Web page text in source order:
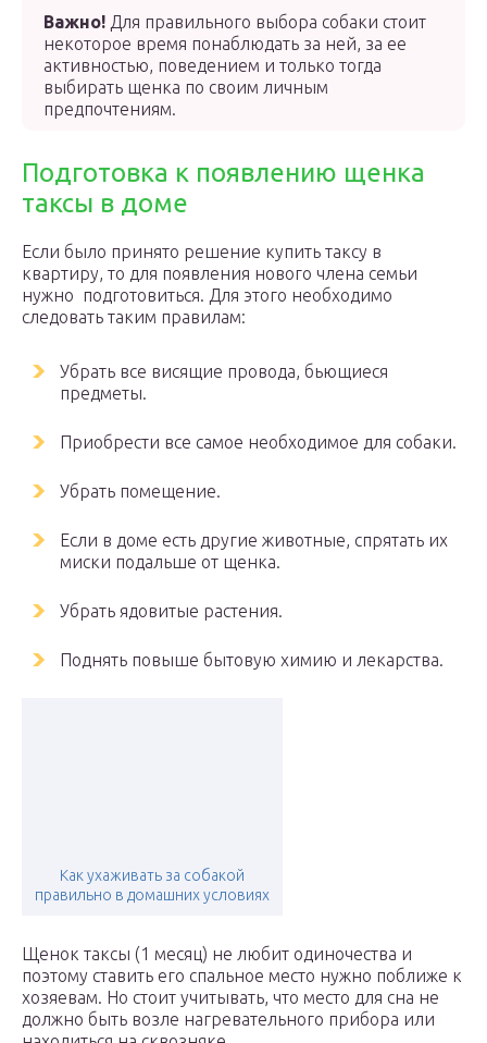
Важно! Для правильного выбора собаки стоит
некоторое время понаблюдать за ней, за ее
активностью, поведением и только тогда
выбирать щенка по своим личным
предпочтениям.
Подготовка к появлению щенка
таксы в доме
Если было принято решение купить таксу в
квартиру, то для появления нового члена семьи
нужно подготовиться. Для этого необходимо
следовать таким правилам:
Убрать все висящие провода, бьющиеся
предметы.
Приобрести все самое необходимое для собаки.
Убрать помещение.
Если в доме есть другие животные, спрятать их
миски подальше от щенка.
Убрать ядовитые растения.
Поднять повыше бытовую химию и лекарства.
Как ухаживать за собакой
правильно в домашних условиях
Щенок таксы (1 месяц) не любит одиночества и
поэтому ставить его спальное место нужно поближе к
хозяевам. Но стоит учитывать, что место для сна не
должно быть возле нагревательного прибора или